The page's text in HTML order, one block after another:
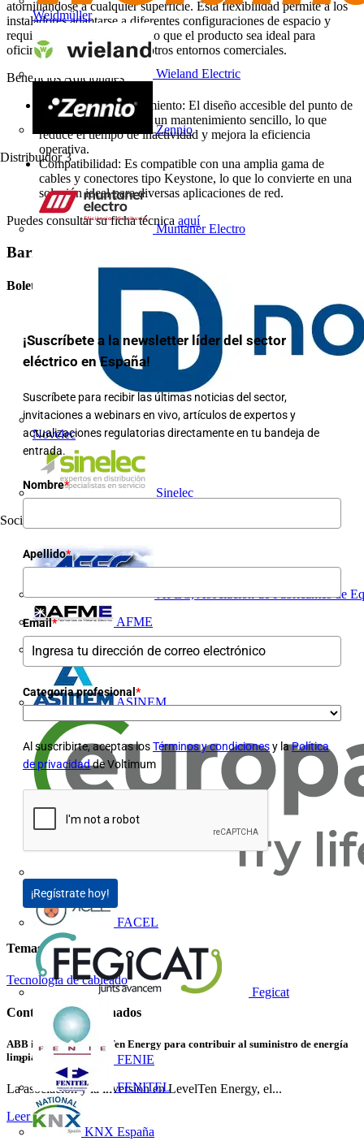
Weidmüller
Wieland Electric
Zennio
Distribuidor 3
Muntaner Electro
Novelec
Sinelec
Socio industrial
AFEC, Asociación de Fabricantes de
AFME
AGREMIA
ASINEM
Europacable
FACEL
Fegicat
FENIE
FENITEL
KNX España
atornillándose a cualquier superficie. Esta flexibilidad permite a los
instaladores adaptarse a diferentes configuraciones de espacio y
requisitos de diseño, haciendo que el producto sea ideal para
oficinas, centros de datos y otros entornos comerciales.
Beneficios Adicionales
Facilidad de Mantenimiento: El diseño accesible del punto de
consolidación permite un mantenimiento sencillo, lo que
reduce el tiempo de inactividad y mejora la eficiencia
operativa.
Compatibilidad: Es compatible con una amplia gama de
cables y conectores tipo Keystone, lo que lo convierte en una
solución ideal para diversas aplicaciones de red.
Puedes consultar su ficha técnica aquí
Barra lateral
Boletín informativo
¡Suscríbete a la newsletter líder del sector
eléctrico en España!
Suscríbete para recibir las últimas noticias del sector,
invitaciones a webinars en vivo, artículos de expertos y
actualizaciones regulatorias directamente en tu bandeja de
entrada.
Nombre*
Apellido*
Email*
Categoria profesional *
Al suscribirte, aceptas losTérminos y condicionesy laPolítica
de privacidadde Voltimum
¡Regístrate hoy!
Temas
Tecnología de cableado
Contenidos relacionados
ABB invierte en LevelTen Energy para contribuir al suministro de energía
limpia
La asociación y la inversión en LevelTen Energy, el...
Leer más